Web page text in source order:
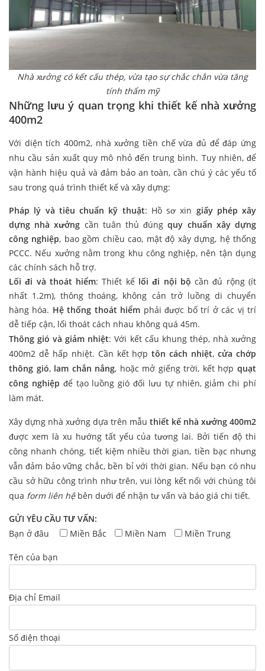
Nhà xưởng có kết cấu thép, vừa tạo sự chắc chắn vừa tăng
tính thẩm mỹ
Những lưu ý quan trọng khi thiết kế nhà xưởng
400m2
Với diện tích 400m2, nhà xưởng tiền chế vừa đủ để đáp ứng
nhu cầu sản xuất quy mô nhỏ đến trung bình. Tuy nhiên, để
vận hành hiệu quả và đảm bảo an toàn, cần chú ý các yếu tố
sau trong quá trình thiết kế và xây dựng:
Pháp lý và tiêu chuẩn kỹ thuật: Hồ sơ xin giấy phép xây
dựng nhà xưởng cần tuân thủ đúngquy chuẩn xây dựng
công nghiệp, bao gồm chiều cao, mật độ xây dựng, hệ thống
PCCC. Nếu xưởng nằm trong khu công nghiệp, nên tận dụng
các chính sách hỗ trợ.
Lối đi và thoát hiểm: Thiết kế lối đi nội bộ cần đủ rộng (ít
nhất 1.2m), thông thoáng, không cản trở luồng di chuyển
hàng hóa. Hệ thống thoát hiểm phải được bố trí ở các vị trí
dễ tiếp cận, lối thoát cách nhau không quá 45m.
Thông gió và giảm nhiệt: Với kết cấu khung thép, nhà xưởng
400m2 dễ hấp nhiệt. Cần kết hợptôn cách nhiệt,cửa chớp
thông gió, lam chắn nắng, hoặc mở giếng trời, kết hợpquạt
công nghiệp để tạo luồng gió đối lưu tự nhiên, giảm chi phí
làm mát.
Xây dựng nhà xưởng dựa trên mẫu thiết kế nhà xưởng 400m2
được xem là xu hướng tất yếu của tương lai. Bởi tiến độ thi
công nhanh chóng, tiết kiệm nhiều thời gian, tiền bạc nhưng
vẫn đảm bảo vững chắc, bền bỉ với thời gian. Nếu bạn có nhu
cầu sở hữu công trình như trên, vui lòng kết nối với chúng tôi
qua form liên hệbên dưới để nhận tư vấn và báo giá chi tiết.
GỬI YÊU CẦU TƯ VẤN:
Bạn ở đâu
Miền Bắc Miền Nam Miền Trung
Tên của bạn
Địa chỉ Email
Số điện thoại